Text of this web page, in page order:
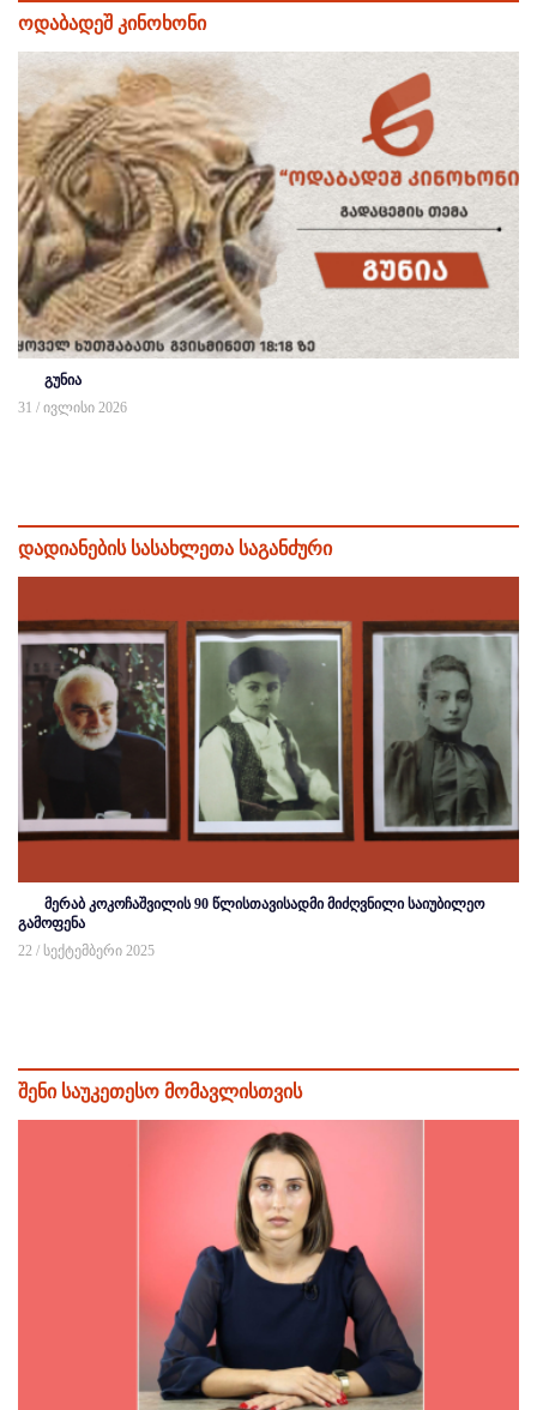
ოდაბადეშ კინოხონი
გუნია
31 / ივლისი 2026
დადიანების სასახლეთა საგანძური
მერაბ კოკოჩაშვილის 90 წლისთავისადმი მიძღვნილი საიუბილეო
გამოფენა
22 / სექტემბერი 2025
შენი საუკეთესო მომავლისთვის